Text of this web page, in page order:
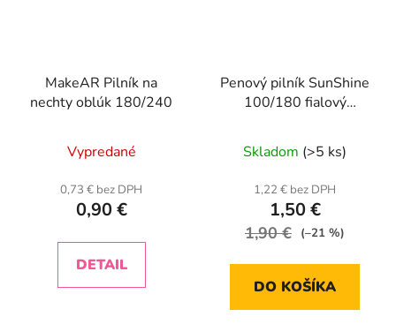
MakeAR Pilník na
nechty oblúk 180/240
Vypredané
0,73 € bez DPH
0,90 €
DETAIL
Penový pilník SunShine
100/180 fialový
Skladom (>5 ks)
1,22 € bez DPH
1,50 €
1,90 € (–21 %)
DO KOŠÍKA